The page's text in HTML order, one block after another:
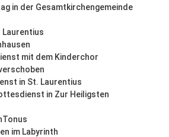
in der Gesamtkirchengemeinde
mit dem Kinderchor
in St. Laurentius
in Zur Heiligsten
im Labyrinth